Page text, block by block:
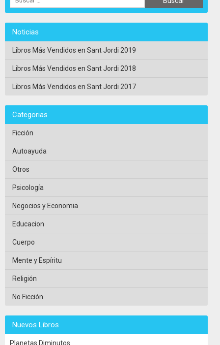
Noticias
Libros Más Vendidos en Sant Jordi 2019
Libros Más Vendidos en Sant Jordi 2018
Libros Más Vendidos en Sant Jordi 2017
Categorias
Ficción
Autoayuda
Otros
Psicología
Negocios y Economia
Educacion
Cuerpo
Mente y Espíritu
Religión
No Ficción
Nuevos Libros
Planetas Diminutos